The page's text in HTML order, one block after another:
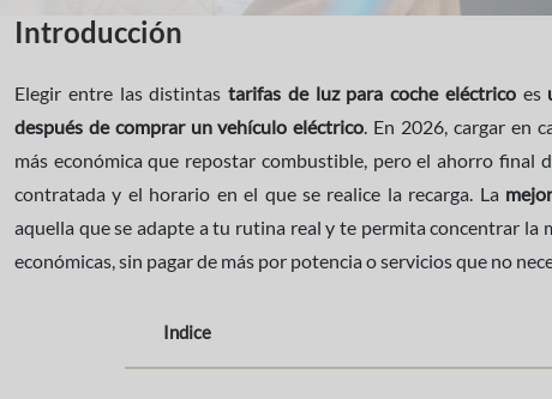
Introducción
Elegir entre las distintas tarifas de luz para coche eléctricoes
después de comprar un vehículo eléctrico. En 2026, cargar en
más económica que repostar combustible, pero el ahorro final
contratada y el horario en el que se realice la recarga. La
aquella que se adapte a tu rutina real y te permita concentrar la
económicas, sin pagar de más por potencia o servicios que no
Indice